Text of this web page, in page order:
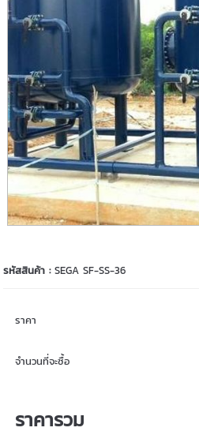
รหัสสินค้า :SEGA SF-SS-36
ราคา
จำนวนที่จะซื้อ
ราคารวม